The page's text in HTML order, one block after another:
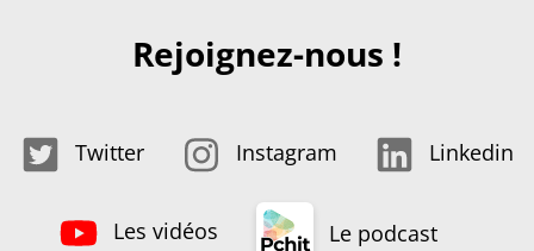
Rejoignez-nous !
Twitter Instagram Linkedin
Les vidéos Le podcast